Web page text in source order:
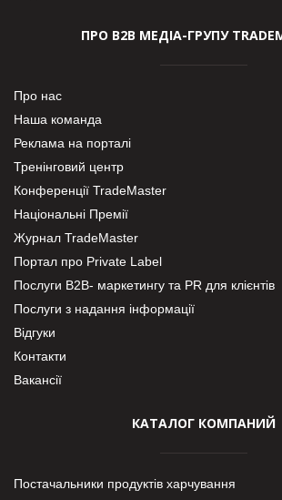
ПРО В2В МЕДІА-ГРУПУ
Про нас
Наша команда
Реклама на порталі
Тренінговий центр
Конференції TradeMaster
Національні Премії
Журнал TradeMaster
Портал про Private Label
Послуги В2В- маркетингу та PR для клієнтів
Послуги з надання інформації
Відгуки
Контакти
Вакансії
КАТАЛОГ КОМПАНИЙ
Постачальники продуктів харчування